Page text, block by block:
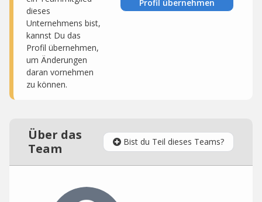
dieses
Unternehmens bist,
kannst Du das
Profil übernehmen,
um Änderungen
daran vornehmen
zu können.
Profil übernehmen
Über das
Team
Bist du Teil dieses Teams?